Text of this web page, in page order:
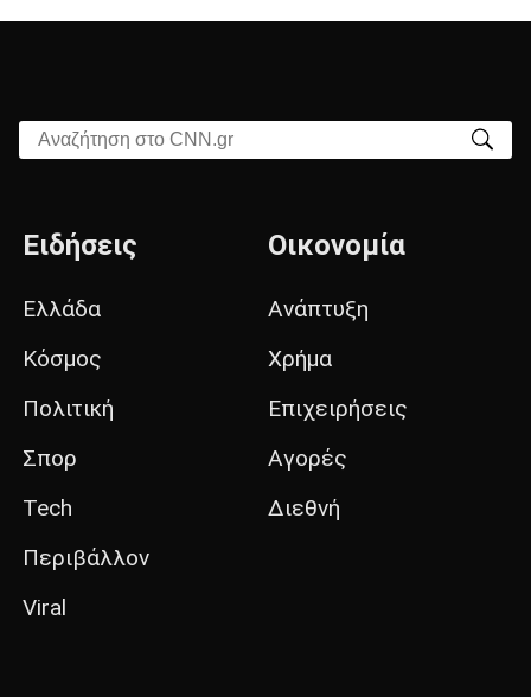
Αναζήτηση στο CNN.gr
Ειδήσεις
Ελλάδα
Κόσμος
Πολιτική
Σπορ
Tech
Περιβάλλον
Viral
Οικονομία
Ανάπτυξη
Χρήμα
Επιχειρήσεις
Αγορές
Διεθνή